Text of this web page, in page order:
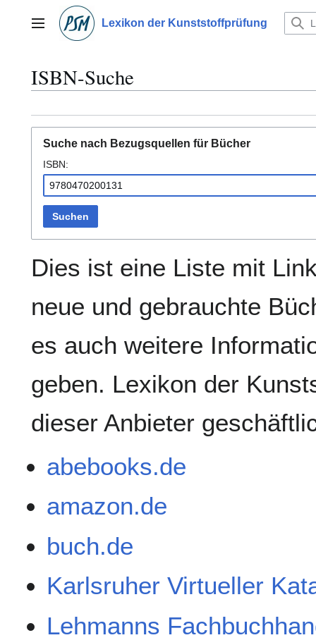
springenHauptmenü Lexikon der Kunststoffprüfung
ISBN-Suche
Suche nach Bezugsquellen für Bücher
ISBN:
Suchen
Dies ist eine Liste mit
neue und gebrauchte
es auch weitere
geben. Lexikon der
dieser Anbieter
abebooks.de
amazon.de
buch.de
Karlsruher Virtueller
Lehmanns